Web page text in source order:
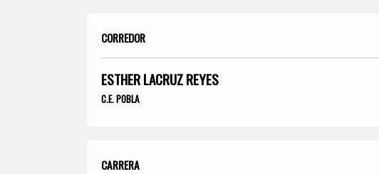
CORREDOR
ESTHER LACRUZ REYES
C.E. POBLA
CARRERA